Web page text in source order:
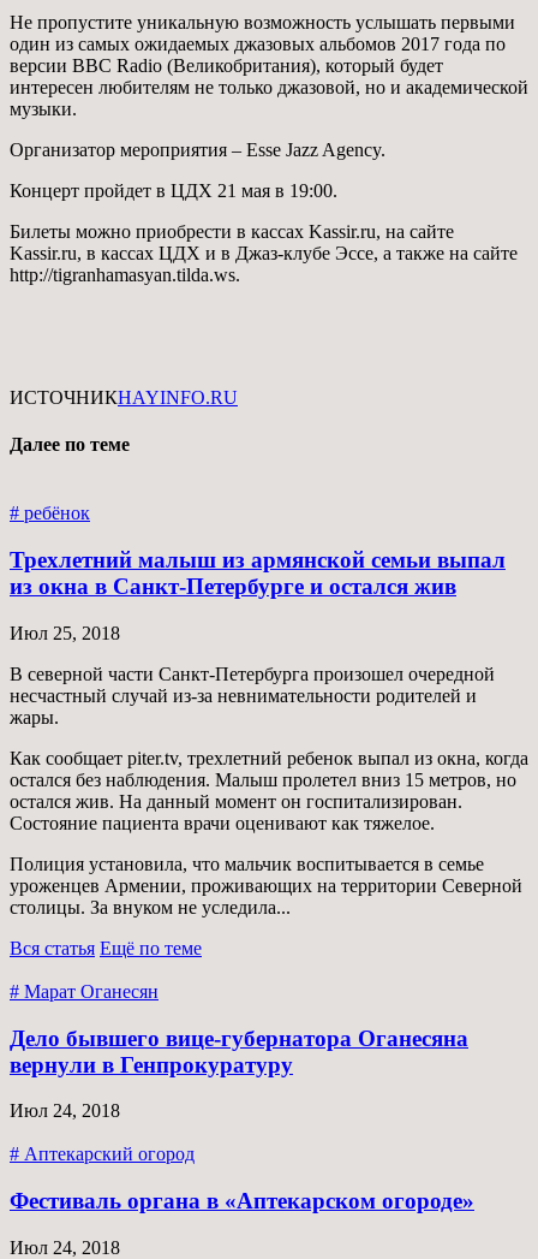
Не пропустите уникальную возможность услышать первыми
один из самых ожидаемых джазовых альбомов 2017 года по
версии BBC Radio (Великобритания), который будет
интересен любителям не только джазовой, но и академической
музыки.
Организатор мероприятия – Esse Jazz Agency.
Концерт пройдет в ЦДХ 21 мая в 19:00.
Билеты можно приобрести в кассах Kassir.ru, на сайте
Kassir.ru, в кассах ЦДХ и в Джаз-клубе Эссе, а также на сайте
http://tigranhamasyan.tilda.ws.
ИСТОЧНИКHAYINFO.RU
Далее по теме
# ребёнок
Трехлетний малыш из армянской семьи выпал
из окна в Санкт-Петербурге и остался жив
Июл 25, 2018
В северной части Санкт-Петербурга произошел очередной
несчастный случай из-за невнимательности родителей и
жары.
Как сообщает piter.tv, трехлетний ребенок выпал из окна, когда
остался без наблюдения. Малыш пролетел вниз 15 метров, но
остался жив. На данный момент он госпитализирован.
Состояние пациента врачи оценивают как тяжелое.
Полиция установила, что мальчик воспитывается в семье
уроженцев Армении, проживающих на территории Северной
столицы. За внуком не уследила...
Вся статья Ещё по теме
# Марат Оганесян
Дело бывшего вице-губернатора Оганесяна
вернули в Генпрокуратуру
Июл 24, 2018
# Аптекарский огород
Фестиваль органа в «Аптекарском огороде»
Июл 24, 2018